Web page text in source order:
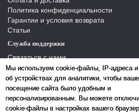
Мы используем cookie-файлы, IP-адреса
об устройствах для аналитики, чтобы ваше
посещение сайта было удобным и
персонализированным. Вы можете
cookie-файлы в настройках вашего
Политика конфиденциальности
Гарантии и условия возврата
Статьи
Служба поддержки
Связаться с нами
Отзывы
Производители
Карта сайта